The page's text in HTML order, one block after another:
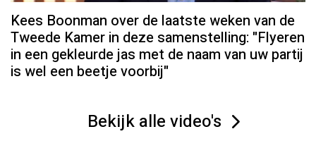
Kees Boonman over de laatste weken van de
Tweede Kamer in deze samenstelling: "Flyeren
in een gekleurde jas met de naam van uw partij
is wel een beetje voorbij"
Bekijk alle video's